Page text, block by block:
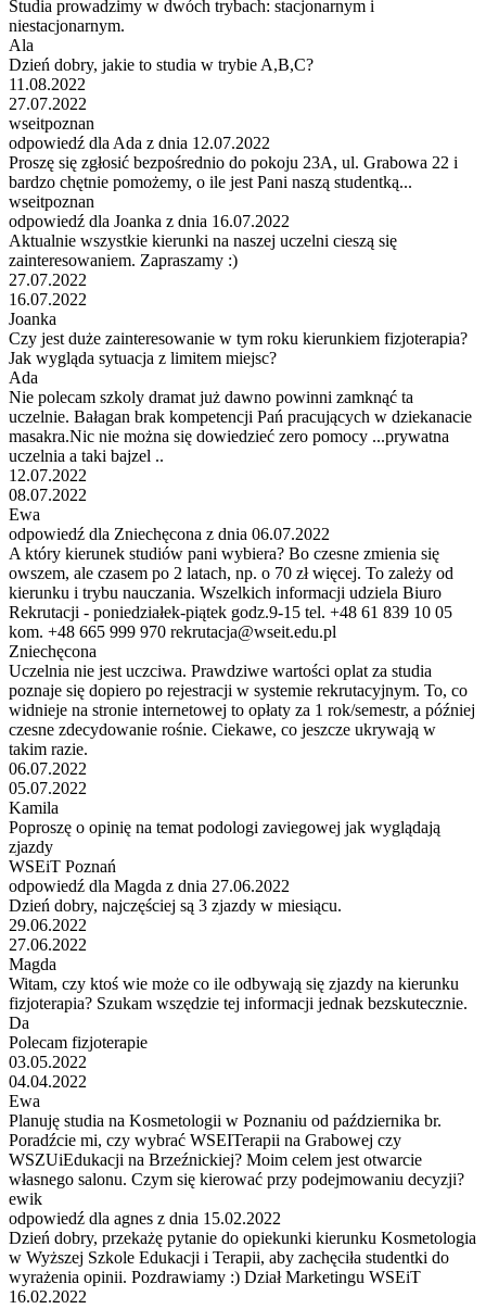
Studia prowadzimy w dwóch trybach: stacjonarnym i
niestacjonarnym.
Ala
Dzień dobry, jakie to studia w trybie A,B,C?
11.08.2022
27.07.2022
wseitpoznan
odpowiedź dla Ada z dnia 12.07.2022
Proszę się zgłosić bezpośrednio do pokoju 23A, ul. Grabowa 22 i
bardzo chętnie pomożemy, o ile jest Pani naszą studentką...
wseitpoznan
odpowiedź dla Joanka z dnia 16.07.2022
Aktualnie wszystkie kierunki na naszej uczelni cieszą się
zainteresowaniem. Zapraszamy :)
27.07.2022
16.07.2022
Joanka
Czy jest duże zainteresowanie w tym roku kierunkiem fizjoterapia?
Jak wygląda sytuacja z limitem miejsc?
Ada
Nie polecam szkoly dramat już dawno powinni zamknąć ta
uczelnie. Bałagan brak kompetencji Pań pracujących w dziekanacie
masakra.Nic nie można się dowiedzieć zero pomocy ...prywatna
uczelnia a taki bajzel ..
12.07.2022
08.07.2022
Ewa
odpowiedź dla Zniechęcona z dnia 06.07.2022
A który kierunek studiów pani wybiera? Bo czesne zmienia się
owszem, ale czasem po 2 latach, np. o 70 zł więcej. To zależy od
kierunku i trybu nauczania. Wszelkich informacji udziela Biuro
Rekrutacji - poniedziałek-piątek godz.9-15 tel. +48 61 839 10 05
kom. +48 665 999 970 rekrutacja@wseit.edu.pl
Zniechęcona
Uczelnia nie jest uczciwa. Prawdziwe wartości oplat za studia
poznaje się dopiero po rejestracji w systemie rekrutacyjnym. To, co
widnieje na stronie internetowej to opłaty za 1 rok/semestr, a później
czesne zdecydowanie rośnie. Ciekawe, co jeszcze ukrywają w
takim razie.
06.07.2022
05.07.2022
Kamila
Poproszę o opinię na temat podologi zaviegowej jak wyglądają
zjazdy
WSEiT Poznań
odpowiedź dla Magda z dnia 27.06.2022
Dzień dobry, najczęściej są 3 zjazdy w miesiącu.
29.06.2022
27.06.2022
Magda
Witam, czy ktoś wie może co ile odbywają się zjazdy na kierunku
fizjoterapia? Szukam wszędzie tej informacji jednak bezskutecznie.
Da
Polecam fizjoterapie
03.05.2022
04.04.2022
Ewa
Planuję studia na Kosmetologii w Poznaniu od października br.
Poradźcie mi, czy wybrać WSEITerapii na Grabowej czy
WSZUiEdukacji na Brzeźnickiej? Moim celem jest otwarcie
własnego salonu. Czym się kierować przy podejmowaniu decyzji?
ewik
odpowiedź dla agnes z dnia 15.02.2022
Dzień dobry, przekażę pytanie do opiekunki kierunku Kosmetologia
w Wyższej Szkole Edukacji i Terapii, aby zachęciła studentki do
wyrażenia opinii. Pozdrawiamy :) Dział Marketingu WSEiT
16.02.2022